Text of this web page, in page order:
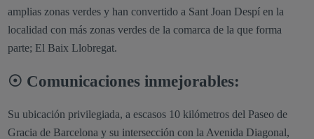
amplias zonas verdes y han convertido a Sant Joan Despí en la
localidad con más zonas verdes de la comarca de la que forma
parte; El Baix Llobregat.
☉ Comunicaciones inmejorables:
Su ubicación privilegiada, a escasos 10 kilómetros del Paseo de
Gracia de Barcelona y su intersección con la Avenida Diagonal,